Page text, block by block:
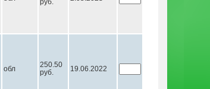
руб.
обл
250.50
руб.
19.06.2022